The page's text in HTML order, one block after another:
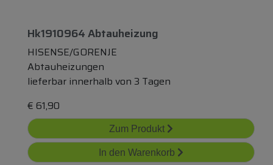
Hk1910964 Abtauheizung
HISENSE/GORENJE
Abtauheizungen
lieferbar innerhalb von 3 Tagen
€ 61,90
Zum Produkt
In den Warenkorb